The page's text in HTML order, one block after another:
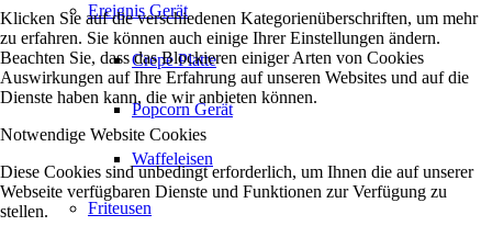
Ereignis Gerät
Crepe Platte
Popcorn Gerät
Waffeleisen
Friteusen
Klicken Sie auf die verschiedenen Kategorienüberschriften, um mehr
zu erfahren. Sie können auch einige Ihrer Einstellungen ändern.
Beachten Sie, dass das Blockieren einiger Arten von Cookies
Auswirkungen auf Ihre Erfahrung auf unseren Websites und auf die
Dienste haben kann, die wir anbieten können.
Notwendige Website Cookies
Diese Cookies sind unbedingt erforderlich, um Ihnen die auf unserer
Webseite verfügbaren Dienste und Funktionen zur Verfügung zu
stellen.